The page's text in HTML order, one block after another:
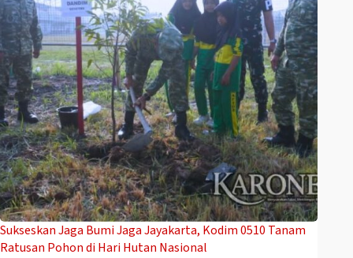
Sukseskan Jaga Bumi Jaga Jayakarta, Kodim 0510 Tanam
Ratusan Pohon di Hari Hutan Nasional